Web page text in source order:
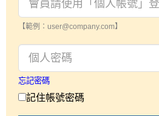
【範例：user@company.com】
忘記密碼
記住帳號密碼